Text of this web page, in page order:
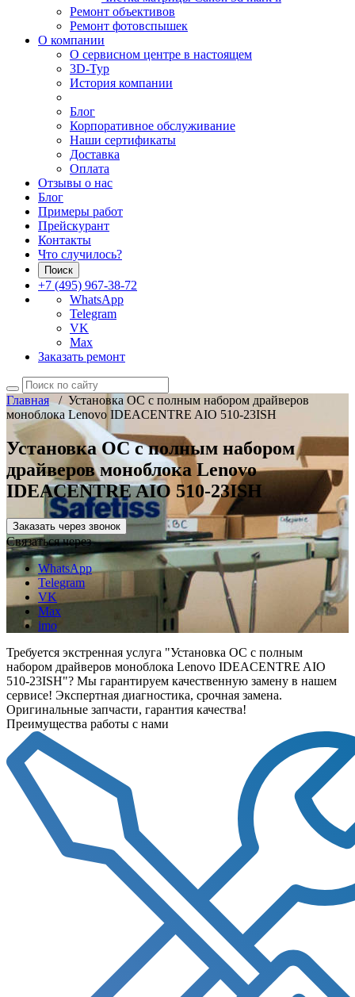
Ремонт объективов
Ремонт фотовспышек
О компании
О сервисном центре в настоящем
3D-Тур
История компании
Блог
Корпоративное обслуживание
Наши сертификаты
Доставка
Оплата
Отзывы о нас
Блог
Примеры работ
Прейскурант
Контакты
Что случилось?
Поиск
+7 (495) 967-38-72
WhatsApp
Telegram
VK
Max
Заказать ремонт
Главная/ Установка ОС с полным набором драйверов
моноблока Lenovo IDEACENTRE AIO 510-23ISH
Установка ОС с полным набором
драйверов моноблока Lenovo
IDEACENTRE AIO 510-23ISH
Заказать через звонок
Связаться через
WhatsApp
Telegram
VK
Max
imo
Требуется экстренная услуга "Установка ОС с полным
набором драйверов моноблока Lenovo IDEACENTRE AIO
510-23ISH"? Мы гарантируем качественную замену в нашем
сервисе! Экспертная диагностика, срочная замена.
Оригинальные запчасти, гарантия качества!
Преимущества работы с нами